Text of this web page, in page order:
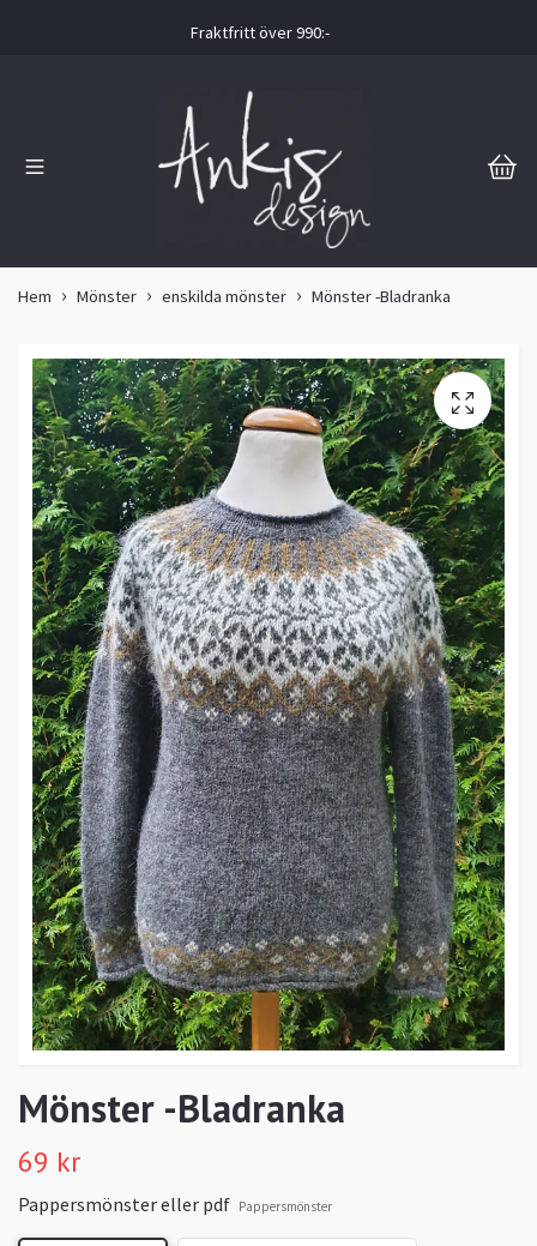
Fraktfritt över 990:-
Hem Mönster enskilda mönster Mönster -Bladranka
Mönster -Bladranka
69 kr
Pappersmönster eller pdf Pappersmönster